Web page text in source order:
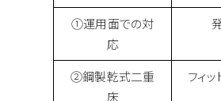
①運用面での対
応
②鋼製乾式二重
床
フィ